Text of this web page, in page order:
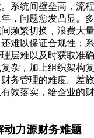
系统间壁垒高，流
，问题愈发凸显。
频繁切换，浪费大
难以保证合规性；
层难以及时获取准
杂，加上组织架构
务管理的难度。差
效落实，给企业的
动力源财务难题